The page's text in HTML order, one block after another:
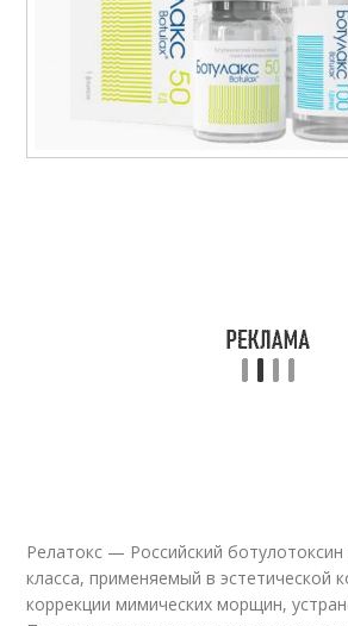
Релатокс — Российский
класса, применяемый в эстетической
коррекции мимических морщин,